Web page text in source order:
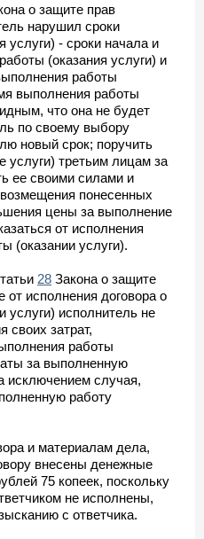
о защите прав
нарушил сроки
услуги) - сроки начала и
(оказания услуги) и
работы
выполнения работы
что она не будет
по своему выбору
новый срок; поручить
услуги) третьим лицам за
ее своими силами и
понесенных
цены за выполнение
от исполнения
(оказании услуги).
28 Закона о защите
от исполнения договора о
услуги) исполнитель не
своих затрат,
работы
за выполненную
исключением случая,
работу
и материалам дела,
внесены денежные
75 копеек, поскольку
не исполнены,
с ответчика.